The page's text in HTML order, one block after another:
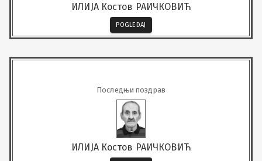
ИЛИЈА Костов РАИЧКОВИЋ
POGLEDAJ
Последњи поздрав
ИЛИЈА Костов РАИЧКОВИЋ